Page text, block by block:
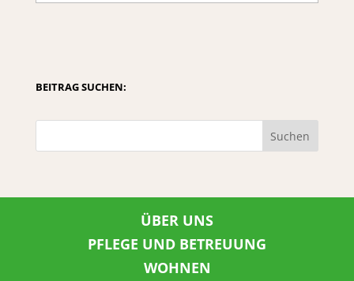
BEITRAG SUCHEN:
Suchen
ÜBER UNS
PFLEGE UND BETREUUNG
WOHNEN